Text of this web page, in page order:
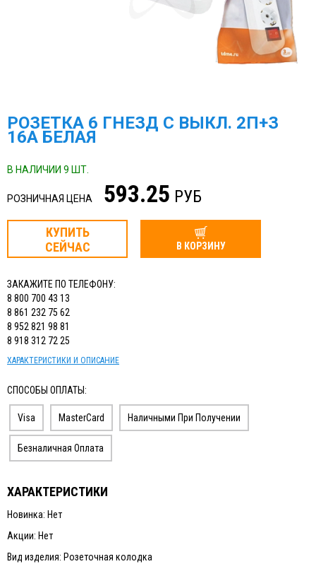
РОЗЕТКА 6 ГНЕЗД С ВЫКЛ. 2П+З
16А БЕЛАЯ
В НАЛИЧИИ 9 ШТ.
РОЗНИЧНАЯ ЦЕНА 593.25 РУБ
КУПИТЬ
СЕЙЧАС
В КОРЗИНУ
ЗАКАЖИТЕ ПО ТЕЛЕФОНУ:
8 800 700 43 13
8 861 232 75 62
8 952 821 98 81
8 918 312 72 25
ХАРАКТЕРИСТИКИ И ОПИСАНИЕ
СПОСОБЫ ОПЛАТЫ:
Visa MasterCard Наличными При Получении
Безналичная Оплата
ХАРАКТЕРИСТИКИ
Новинка: Нет
Акции: Нет
Вид изделия: Розеточная колодка